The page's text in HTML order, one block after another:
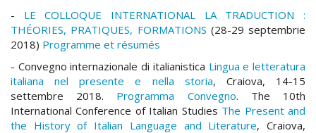
- LE COLLOQUE INTERNATIONAL LA TRADUCTION :
THÉORIES, PRATIQUES, FORMATIONS (28-29 septembrie
2018) Programme et résumés
- Convegno internazionale di italianistica Lingua e letteratura
italiana nel presente e nella storia, Craiova, 14-15
settembre 2018. Programma Convegno. The 10th
International Conference of Italian Studies The Present and
the History of Italian Language and Literature, Craiova,